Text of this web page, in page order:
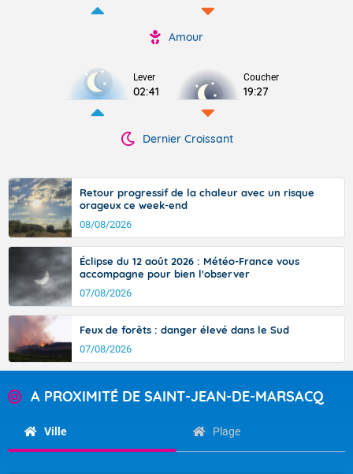
Amour
Lever
02:41
Coucher
19:27
Dernier Croissant
Retour progressif de la chaleur avec un risque
orageux ce week-end
08/08/2026
Éclipse du 12 août 2026 : Météo-France vous
accompagne pour bien l'observer
07/08/2026
Feux de forêts : danger élevé dans le Sud
07/08/2026
A PROXIMITÉ DE SAINT-JEAN-DE-MARSACQ
Ville Plage